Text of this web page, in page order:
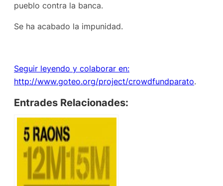
pueblo contra la banca.
Se ha acabado la impunidad.
Seguir leyendo y colaborar en:
http://www.goteo.org/project/crowdfundparato.
Entrades Relacionades: